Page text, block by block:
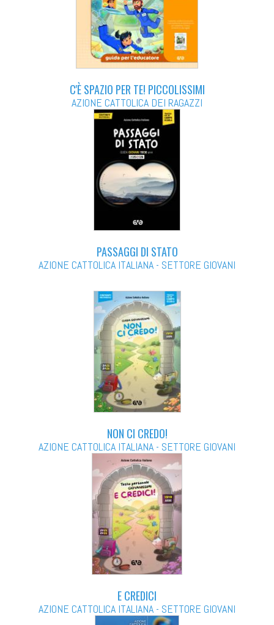
C'È SPAZIO PER TE! PICCOLISSIMI
AZIONE CATTOLICA DEI RAGAZZI
PASSAGGI DI STATO
AZIONE CATTOLICA ITALIANA - SETTORE GIOVANI
NON CI CREDO!
AZIONE CATTOLICA ITALIANA - SETTORE GIOVANI
E CREDICI
AZIONE CATTOLICA ITALIANA - SETTORE GIOVANI